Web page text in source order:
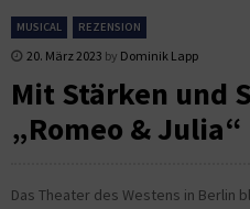
MUSICAL REZENSION
20. März 2023 by Dominik Lapp
Mit Stärken und
„Romeo &
Das Theater des Westens in Berlin